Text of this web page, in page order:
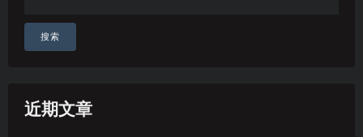
搜索
近期文章